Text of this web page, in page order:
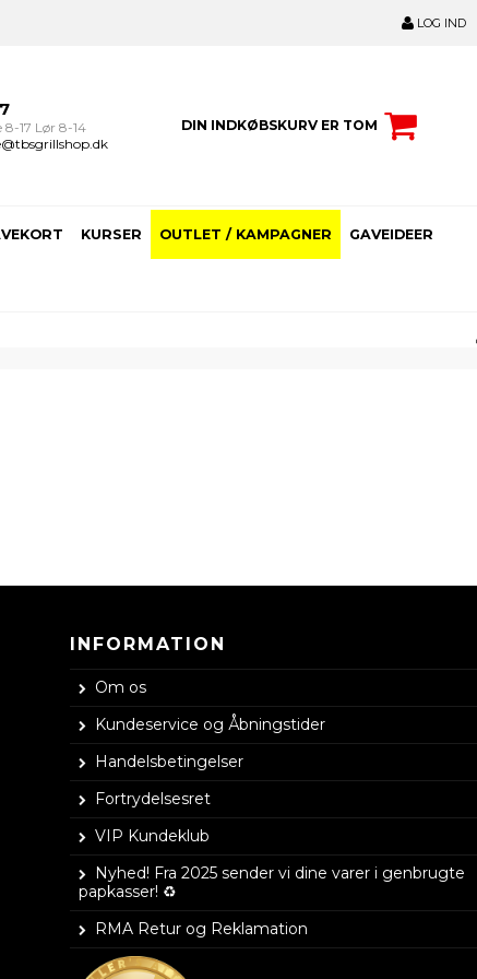
LOG IND
8-17 Lør 8-14
DIN INDKØBSKURV ER TOM
KURSER OUTLET / KAMPAGNER GAVEIDEER
INFORMATION
Om os
Kundeservice og Åbningstider
Handelsbetingelser
Fortrydelsesret
VIP Kundeklub
Nyhed! Fra 2025 sender vi dine varer i genbrugte
papkasser! ♻️
RMA Retur og Reklamation